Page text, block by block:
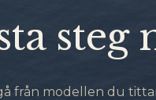
steg
från modellen du